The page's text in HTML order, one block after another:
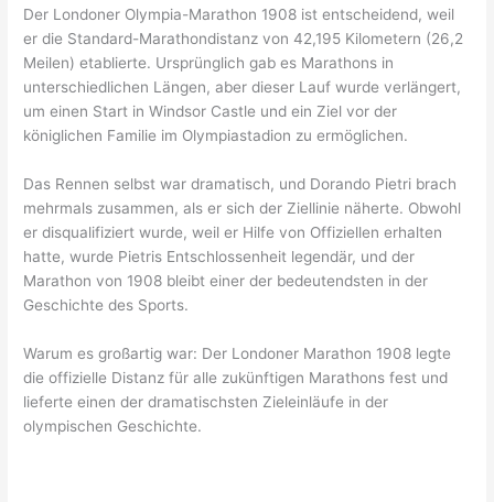
Der Londoner Olympia-Marathon 1908 ist entscheidend, weil
er die Standard-Marathondistanz von 42,195 Kilometern (26,2
Meilen) etablierte. Ursprünglich gab es Marathons in
unterschiedlichen Längen, aber dieser Lauf wurde verlängert,
um einen Start in Windsor Castle und ein Ziel vor der
königlichen Familie im Olympiastadion zu ermöglichen.
Das Rennen selbst war dramatisch, und Dorando Pietri brach
mehrmals zusammen, als er sich der Ziellinie näherte. Obwohl
er disqualifiziert wurde, weil er Hilfe von Offiziellen erhalten
hatte, wurde Pietris Entschlossenheit legendär, und der
Marathon von 1908 bleibt einer der bedeutendsten in der
Geschichte des Sports.
Warum es großartig war: Der Londoner Marathon 1908 legte
die offizielle Distanz für alle zukünftigen Marathons fest und
lieferte einen der dramatischsten Zieleinläufe in der
olympischen Geschichte.